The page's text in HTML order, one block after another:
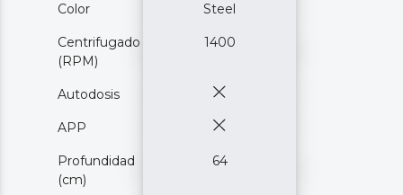
Color Steel
Centrifugado
(RPM)
1400
Autodosis
APP
Profundidad
(cm)
64